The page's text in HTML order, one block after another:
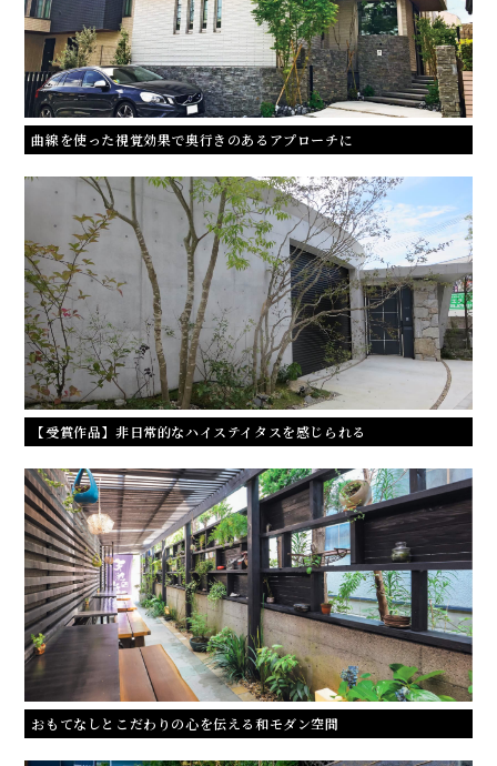
曲線を使った視覚効果で奥行きのあるアプローチに
【受賞作品】非日常的なハイステイタスを感じられる
おもてなしとこだわりの心を伝える和モダン空間